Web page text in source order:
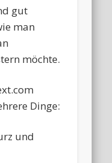
gut
man
möchte.
Dinge:
und